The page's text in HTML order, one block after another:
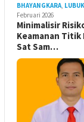
BHAYANGKARA,
Februari 2026
Minimalisir
Keamanan Titik
Sat Sam…